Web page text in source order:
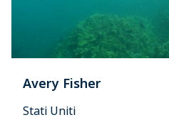
Avery Fisher
Stati Uniti